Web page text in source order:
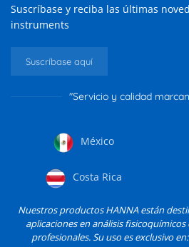
Suscríbase y reciba las últimas
instruments
Suscríbase aquí
"Servicio y calidad
México
Costa Rica
Nuestros productos HANNA están
aplicaciones en análisis
profesionales. Su uso es exclusivo